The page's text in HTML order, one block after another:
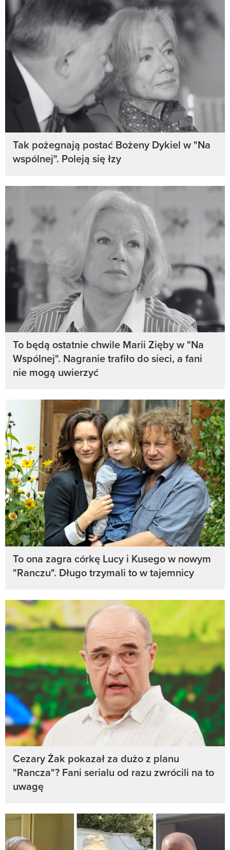
Tak pożegnają postać Bożeny Dykiel w "Na
wspólnej". Poleją się łzy
To będą ostatnie chwile Marii Zięby w "Na
Wspólnej". Nagranie trafiło do sieci, a fani
nie mogą uwierzyć
To ona zagra córkę Lucy i Kusego w nowym
"Ranczu". Długo trzymali to w tajemnicy
Cezary Żak pokazał za dużo z planu
"Rancza"? Fani serialu od razu zwrócili na to
uwagę